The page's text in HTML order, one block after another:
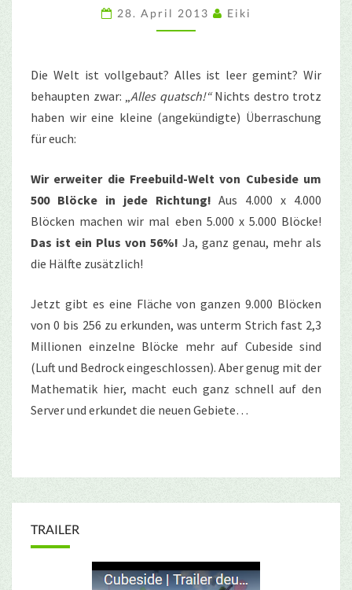
WEITER!
28. April 2013 Eiki
Die Welt ist vollgebaut? Alles ist leer gemint? Wir
behaupten zwar: „ Alles quatsch!“Nichts destro trotz
haben wir eine kleine (angekündigte) Überraschung
für euch:
Wir erweiter die Freebuild-Welt von Cubeside um
500 Blöcke in jede Richtung! Aus 4.000 x 4.000
Blöcken machen wir mal eben 5.000 x 5.000 Blöcke!
Das ist ein Plus von 56%! Ja, ganz genau, mehr als
die Hälfte zusätzlich!
Jetzt gibt es eine Fläche von ganzen 9.000 Blöcken
von 0 bis 256 zu erkunden, was unterm Strich fast 2,3
Millionen einzelne Blöcke mehr auf Cubeside sind
(Luft und Bedrock eingeschlossen). Aber genug mit der
Mathematik hier, macht euch ganz schnell auf den
Server und erkundet die neuen Gebiete…
TRAILER